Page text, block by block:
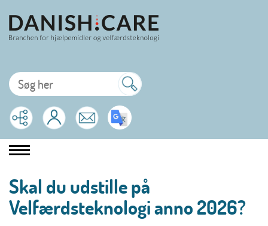
Skal du udstille på
Velfærdsteknologi anno 2026?